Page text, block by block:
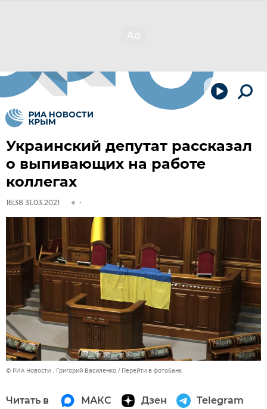
Украинский депутат рассказал
о выпивающих на работе
коллегах
16:38 31.03.2021
© РИА Новости . Григорий Василенко Перейти в фотобанк
Читать в МАКС Дзен Telegram